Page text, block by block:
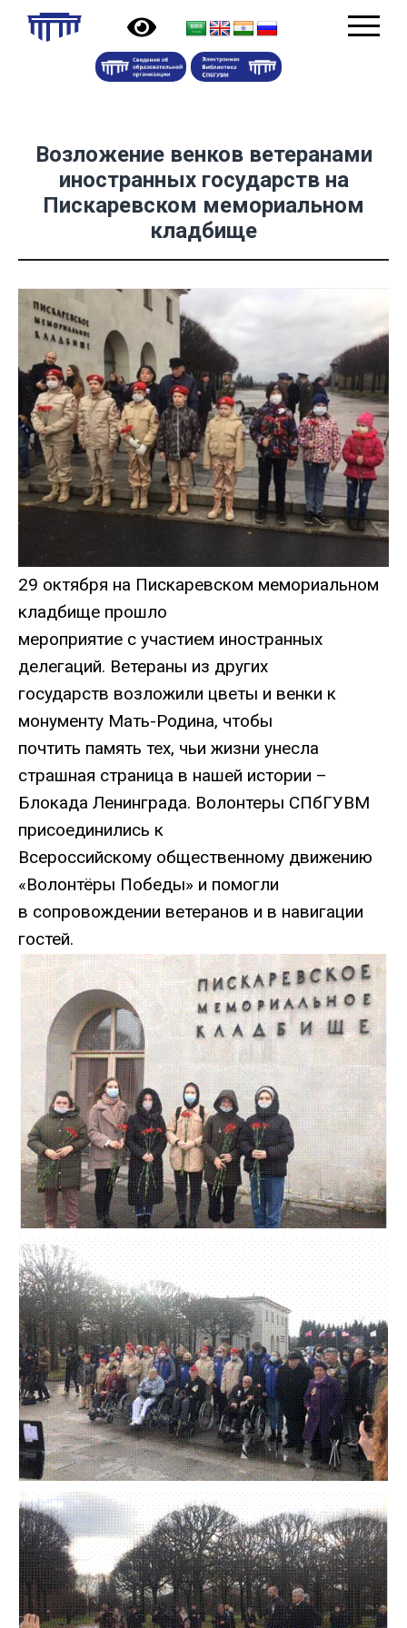
Возложение венков ветеранами
иностранных государств на
Пискаревском мемориальном
кладбище
29 октября на Пискаревском мемориальном
кладбище прошло
мероприятие с участием иностранных
делегаций. Ветераны из других
государств возложили цветы и венки к
монументу Мать-Родина, чтобы
почтить память тех, чьи жизни унесла
страшная страница в нашей истории –
Блокада Ленинграда. Волонтеры СПбГУВМ
присоединились к
Всероссийскому общественному движению
«Волонтёры Победы» и помогли
в сопровождении ветеранов и в навигации
гостей.